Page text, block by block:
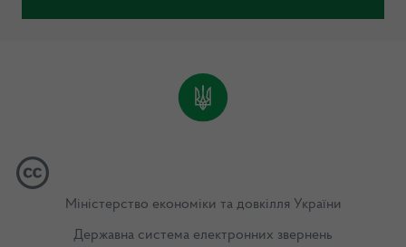
Міністерство економіки та довкілля України
Державна система електронних звернень